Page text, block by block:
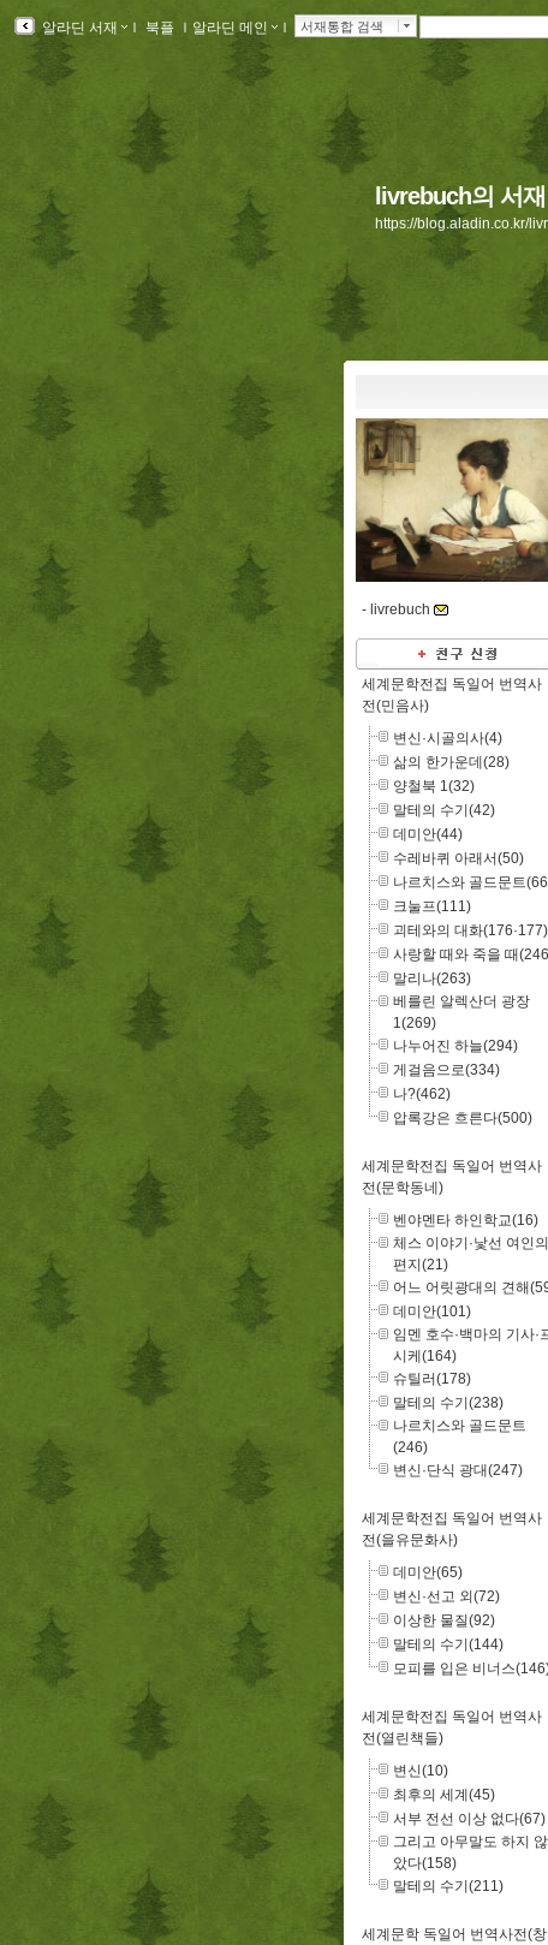
알라딘 서재 ｌ 북플 ｌ 알라딘 메인 ｌ 서재통합 검색
livrebuch의 서재
https://blog.aladin.co.kr/
- livrebuch
세계문학전집 독일어 번역사
전(민음사)
변신·시골의사(4)
삶의 한가운데(28)
양철북 1(32)
말테의 수기(42)
데미안(44)
수레바퀴 아래서(50)
나르치스와 골드문트
크눌프(111)
괴테와의 대화(176·177)
사랑할 때와 죽을 때
말리나(263)
베를린 알렉산더 광장
1(269)
나누어진 하늘(294)
게걸음으로(334)
나?(462)
압록강은 흐른다(500)
세계문학전집 독일어 번역사
전(문학동네)
벤야멘타 하인학교(16)
체스 이야기·낯선 여인의
편지(21)
어느 어릿광대의 견해
데미안(101)
임멘 호수·백마의 기사·
시케(164)
슈틸러(178)
말테의 수기(238)
나르치스와 골드문트
(246)
변신·단식 광대(247)
세계문학전집 독일어 번역사
전(을유문화사)
데미안(65)
변신·선고 외(72)
이상한 물질(92)
말테의 수기(144)
모피를 입은 비너스
세계문학전집 독일어 번역사
전(열린책들)
변신(10)
최후의 세계(45)
서부 전선 이상 없다(67)
그리고 아무말도 하지 않
았다(158)
말테의 수기(211)
세계문학 독일어 번역사전(창